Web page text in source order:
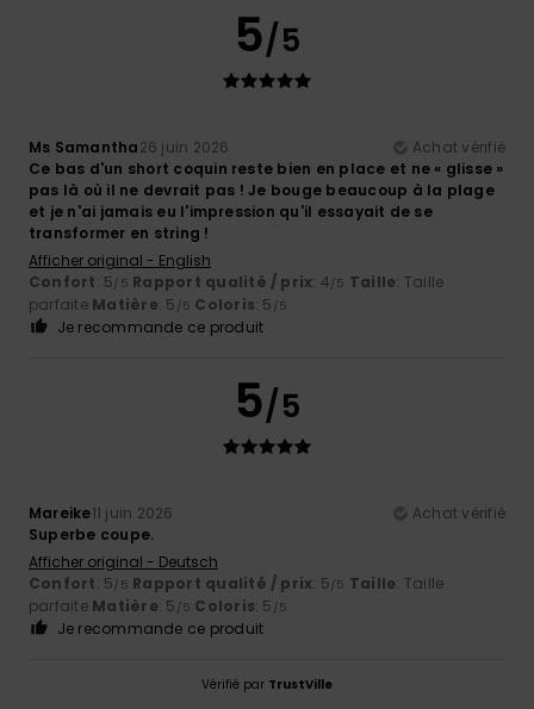
5/5
Ms Samantha26 juin 2026
Achat vérifié
Ce bas d'un short coquin reste bien en place et ne « glisse »
pas là où il ne devrait pas ! Je bouge beaucoup à la plage
et je n'ai jamais eu l'impression qu'il essayait de se
transformer en string !
Afficher original - English
Confort: 5/5 Rapport qualité / prix: 4/5 Taille: Taille
parfaite Matière: 5 /5 Coloris: 5 /5
Je recommande ce produit
5/5
Mareike11 juin 2026
Achat vérifié
Superbe coupe.
Afficher original - Deutsch
Confort: 5/5 Rapport qualité / prix: 5/5 Taille: Taille
parfaite Matière: 5 /5 Coloris: 5 /5
Je recommande ce produit
Vérifié par TrustVille